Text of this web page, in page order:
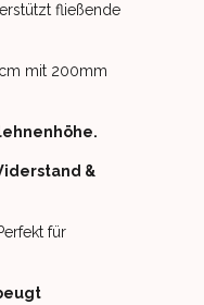
fließende
mit 200mm
&
für